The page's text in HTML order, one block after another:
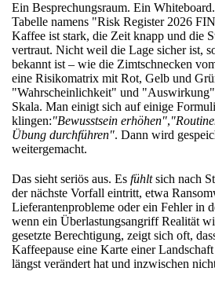
Ein Besprechungsraum. Ein
Tabelle namens "Risk Register 2026
Kaffee ist stark, die Zeit knapp und die
vertraut. Nicht weil die Lage sicher ist,
bekannt ist – wie die Zimtschnecken
eine Risikomatrix mit Rot, Gelb und
"Wahrscheinlichkeit" und
Skala. Man einigt sich auf einige
klingen:"Bewusstsein erhöhen",
Übung durchführen". Dann wird
weitergemacht.
Das sieht seriös aus. Es fühltsich nach
der nächste Vorfall eintritt, etwa
Lieferantenprobleme oder ein Fehler in
wenn ein Überlastungsangriff Realität
gesetzte Berechtigung, zeigt sich oft,
Kaffeepause eine Karte einer
längst verändert hat und inzwischen